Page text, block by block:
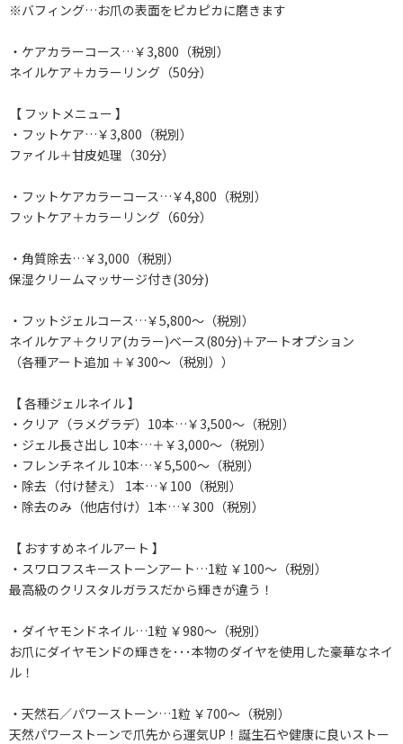
※バフィング…お爪の表面をピカピカに磨きます
・ケアカラーコース…￥3,800（税別）
ネイルケア＋カラーリング（50分）
【 フットメニュー 】
・フットケア…￥3,800（税別）
ファイル＋甘皮処理（30分）
・フットケアカラーコース…￥4,800（税別）
フットケア＋カラーリング（60分）
・角質除去…￥3,000（税別）
保湿クリームマッサージ付き(30分)
・フットジェルコース…￥5,800～（税別）
ネイルケア＋クリア(カラー)ベース(80分)＋アートオプション
（各種アート追加 ＋￥300～（税別））
【 各種ジェルネイル 】
・クリア（ラメグラデ）10本…￥3,500～（税別）
・ジェル長さ出し 10本…＋￥3,000～（税別）
・フレンチネイル 10本…￥5,500～（税別）
・除去（付け替え） 1本…￥100（税別）
・除去のみ（他店付け）1本…￥300（税別）
【 おすすめネイルアート 】
・スワロフスキーストーンアート…1粒 ￥100～（税別）
最高級のクリスタルガラスだから輝きが違う！
・ダイヤモンドネイル…1粒 ￥980～（税別）
お爪にダイヤモンドの輝きを･･･本物のダイヤを使用した豪華なネイ
ル！
・天然石／パワーストーン…1粒 ￥700～（税別）
天然パワーストーンで爪先から運気UP！誕生石や健康に良いストー